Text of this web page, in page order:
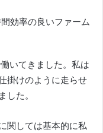
効率の良いファーム
いてきました。 私は
掛けのように走らせ
した。
関しては基本的に私